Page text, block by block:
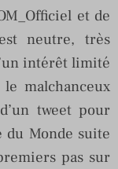
et de
neutre, très
intérêt limité
malchanceux
tweet pour
Monde suite
pas sur